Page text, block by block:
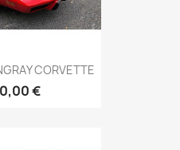
CORVETTE
€